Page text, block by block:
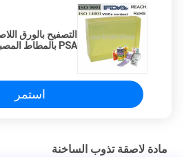
التصفيح بالورق
PSA بالمطاط المصبوب
استمر
مادة لاصقة تذوب الساخنة